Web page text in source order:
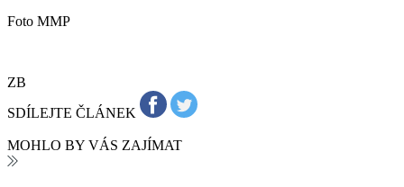
Foto MMP
ZB
SDÍLEJTE ČLÁNEK
MOHLO BY VÁS ZAJÍMAT